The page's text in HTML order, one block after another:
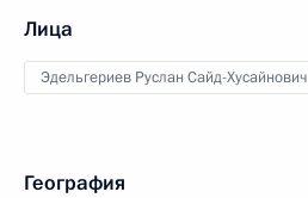
Лица
Эдельгериев Руслан Сайд-Хусайнович
География